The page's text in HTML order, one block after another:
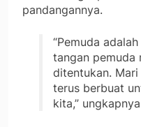
pandangannya.
“Pemuda
tangan pemuda
ditentukan.
terus berbuat
kita,”